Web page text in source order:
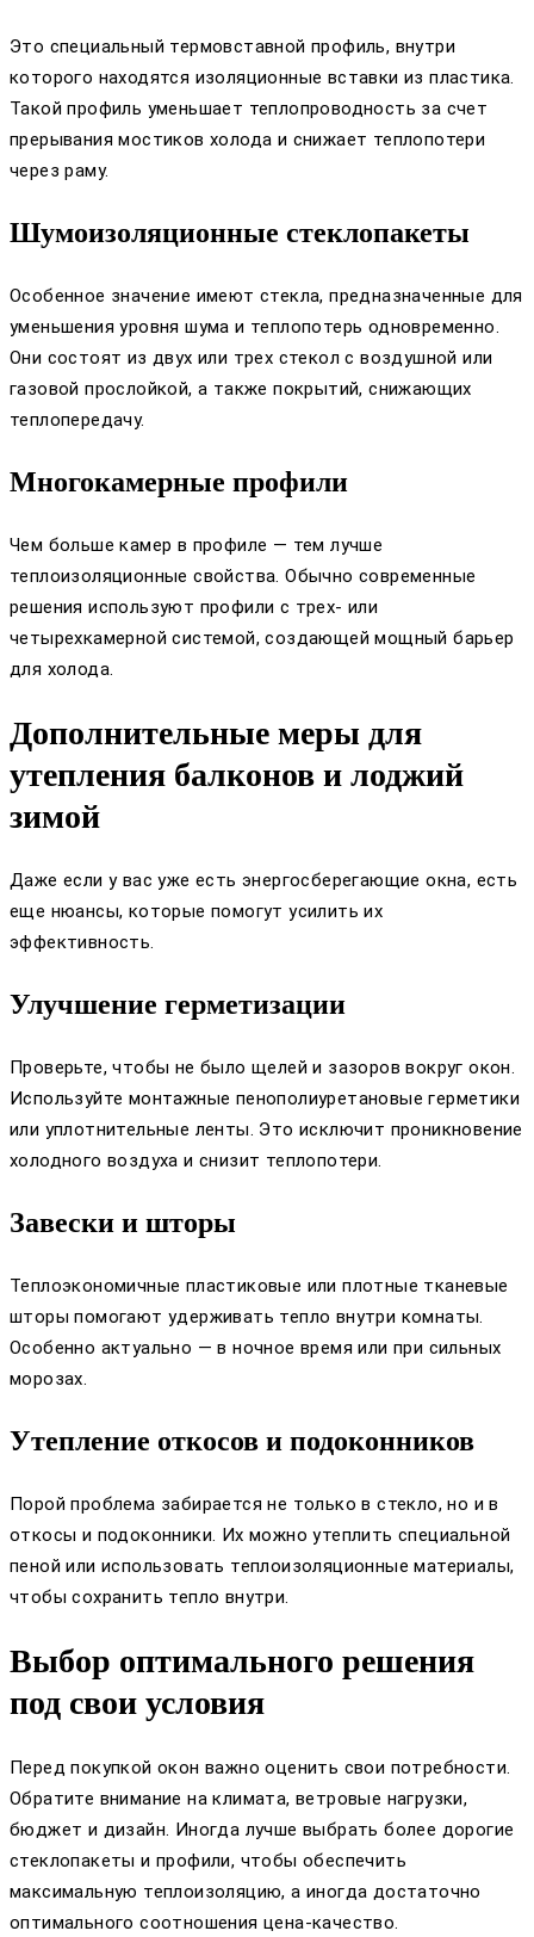
Это специальный термовставной профиль, внутри
которого находятся изоляционные вставки из пластика.
Такой профиль уменьшает теплопроводность за счет
прерывания мостиков холода и снижает теплопотери
через раму.
Шумоизоляционные стеклопакеты
Особенное значение имеют стекла, предназначенные для
уменьшения уровня шума и теплопотерь одновременно.
Они состоят из двух или трех стекол с воздушной или
газовой прослойкой, а также покрытий, снижающих
теплопередачу.
Многокамерные профили
Чем больше камер в профиле — тем лучше
теплоизоляционные свойства. Обычно современные
решения используют профили с трех- или
четырехкамерной системой, создающей мощный барьер
для холода.
Дополнительные меры для
утепления балконов и лоджий
зимой
Даже если у вас уже есть энергосберегающие окна, есть
еще нюансы, которые помогут усилить их
эффективность.
Улучшение герметизации
Проверьте, чтобы не было щелей и зазоров вокруг окон.
Используйте монтажные пенополиуретановые герметики
или уплотнительные ленты. Это исключит проникновение
холодного воздуха и снизит теплопотери.
Завески и шторы
Теплоэкономичные пластиковые или плотные тканевые
шторы помогают удерживать тепло внутри комнаты.
Особенно актуально — в ночное время или при сильных
морозах.
Утепление откосов и подоконников
Порой проблема забирается не только в стекло, но и в
откосы и подоконники. Их можно утеплить специальной
пеной или использовать теплоизоляционные материалы,
чтобы сохранить тепло внутри.
Выбор оптимального решения
под свои условия
Перед покупкой окон важно оценить свои потребности.
Обратите внимание на климата, ветровые нагрузки,
бюджет и дизайн. Иногда лучше выбрать более дорогие
стеклопакеты и профили, чтобы обеспечить
максимальную теплоизоляцию, а иногда достаточно
оптимального соотношения цена-качество.